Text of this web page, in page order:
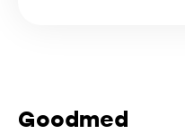
Goodmed